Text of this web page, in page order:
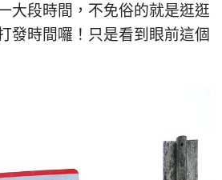
大段時間，不免俗的就是逛逛
發時間囉！只是看到眼前這個